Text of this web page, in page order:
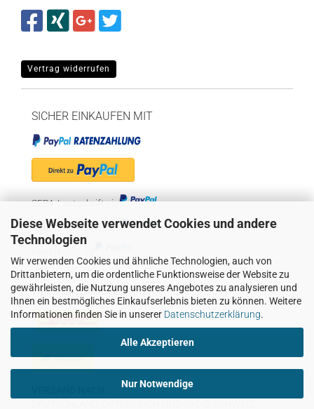
Diese Webseite verwendet Cookies und andere
Technologien
Wir verwenden Cookies und ähnliche Technologien, auch von
Drittanbietern, um die ordentliche Funktionsweise der Website zu
gewährleisten, die Nutzung unseres Angebotes zu analysieren und
Ihnen ein bestmögliches Einkaufserlebnis bieten zu können. Weitere
Informationen finden Sie in unserer Datenschutzerklärung.
Alle Akzeptieren
Nur Notwendige
Vertrag widerrufen
SICHER EINKAUFEN MIT
SEPA-Lastschrift via
"Später bezahlen" via
WIR VERSENDEN MIT